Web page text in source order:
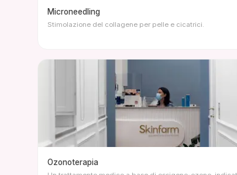
Microneedling
Stimolazione del collagene per pelle e cicatrici.
Ozonoterapia